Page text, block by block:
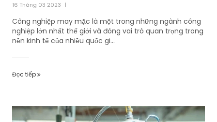
16 Tháng 03 2023
Công nghiệp may mặc là một trong những ngành công
nghiệp lớn nhất thế giới và đóng vai trò quan trọng trong
nền kinh tế của nhiều quốc gi...
Đọc tiếp